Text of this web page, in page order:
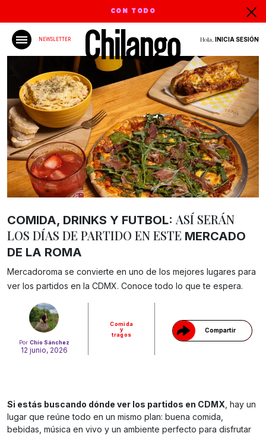
CON TODO
NEWSLETTER Hola, INICIA SESIÓN
Por Chío Sánchez
12 junio, 2026
Comida
y
tragos
Compartir
Gracias!
COMIDA, DRINKS Y FUTBOL: ASÍ SERÁN
LOS DÍAS DE PARTIDO EN ESTE MERCADO
DE LA ROMA
Mercadoroma se convierte en uno de los mejores lugares para
ver los partidos en la CDMX. Conoce todo lo que te espera.
Si estás buscando dónde ver los partidos en CDMX, hay un
lugar que reúne todo en un mismo plan: buena comida,
bebidas, música en vivo y un ambiente perfecto para disfrutar